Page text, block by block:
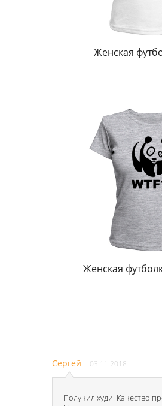
Женская
Женская
Сергей 03.11.2018
Получил худи! Качество